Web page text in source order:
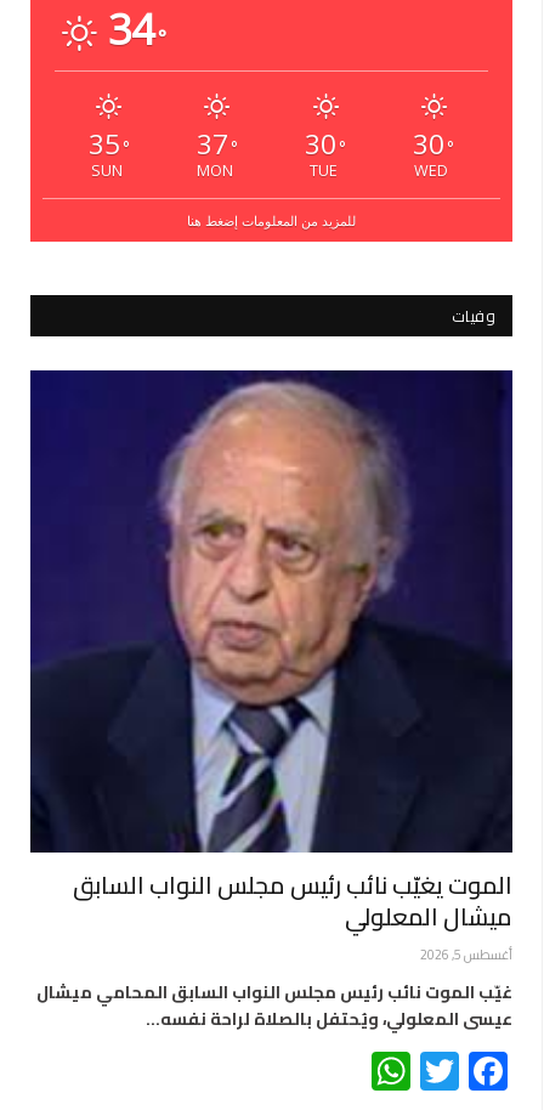
34°
35 °
SUN
37 °
MON
30 °
TUE
30 °
WED
للمزيد من المعلومات إضغط هنا
وفيات
الموت يغيّب نائب رئيس مجلس النواب السابق
ميشال المعلولي
أغسطس 5, 2026
غيّب الموت نائب رئيس مجلس النواب السابق المحامي ميشال
عيسى المعلولي، ويُحتفل بالصلاة لراحة نفسه…
Facebook
Twitter